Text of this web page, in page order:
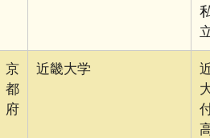
京
都
府
近畿大学